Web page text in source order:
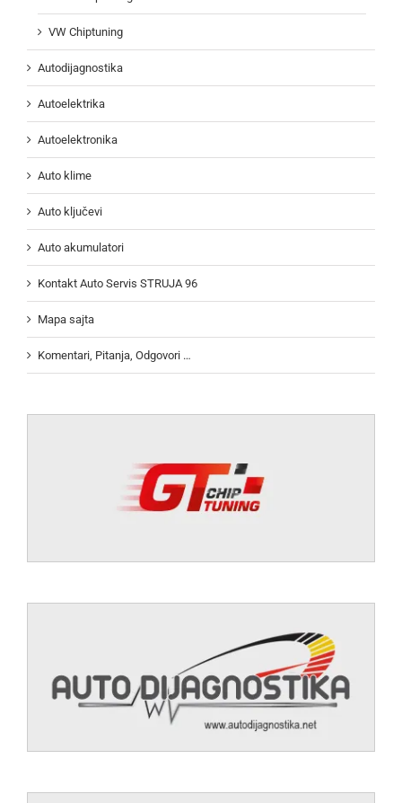
VW Chiptuning
Autodijagnostika
Autoelektrika
Autoelektronika
Auto klime
Auto ključevi
Auto akumulatori
Kontakt Auto Servis STRUJA 96
Mapa sajta
Komentari, Pitanja, Odgovori …